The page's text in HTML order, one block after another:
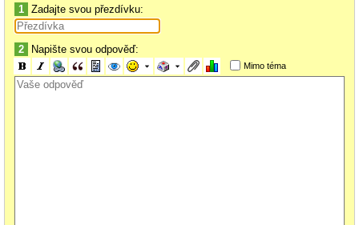
1 Zadajte svou přezdívku:
2 Napište svou odpověď:
Mimo téma